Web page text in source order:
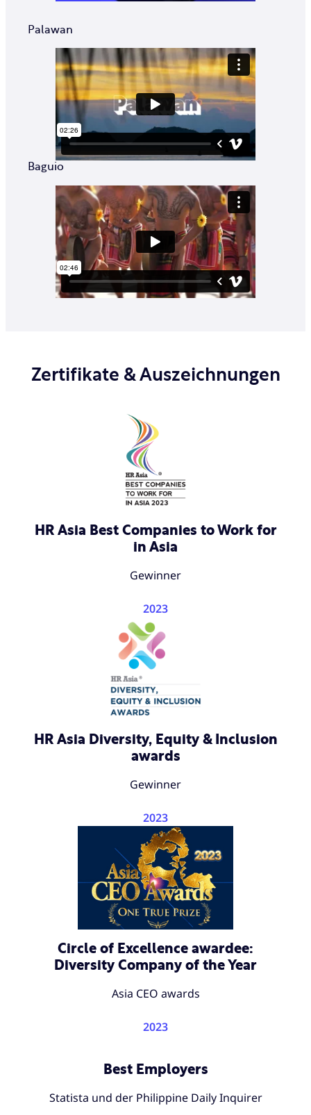
Palawan
Baguio
Zertifikate & Auszeichnungen
HR Asia Best Companies to Work for
in Asia
Gewinner
2023
HR Asia Diversity, Equity & Inclusion
awards
Gewinner
2023
Circle of Excellence awardee:
Diversity Company of the Year
Asia CEO awards
2023
Best Employers
Statista und der Philippine Daily Inquirer